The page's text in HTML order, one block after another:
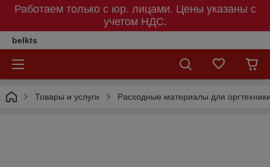
Работаем только с юр. лицами. Цены указаны c
учетом НДС.
belkts
Товары и услуги Расходные материалы для